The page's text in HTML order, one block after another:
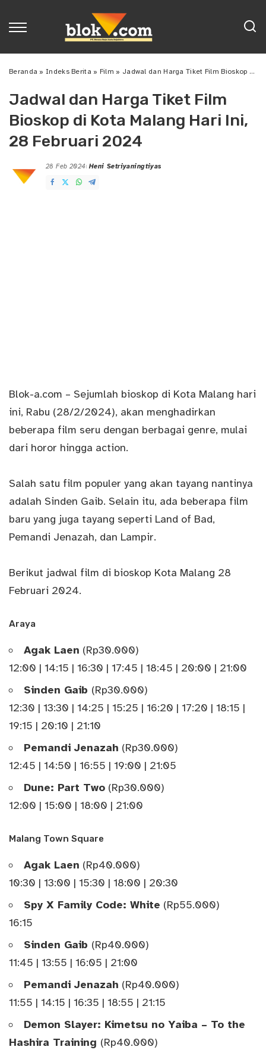
Beranda »Indeks Berita » Film » Jadwal dan Harga Tiket Film Bioskop di Kota Malang Hari Ini, 28 Februari 2024
Jadwal dan Harga Tiket Film
Bioskop di Kota Malang Hari Ini,
28 Februari 2024
28 Feb 2024
Posted
by
Heni Setriyaningtiyas
Blok-a.com – Sejumlah bioskop di Kota Malang hari
ini, Rabu (28/2/2024), akan menghadirkan
beberapa film seru dengan berbagai genre, mulai
dari horor hingga action.
Salah satu film populer yang akan tayang nantinya
adalah Sinden Gaib. Selain itu, ada beberapa film
baru yang juga tayang seperti Land of Bad,
Pemandi Jenazah, dan Lampir.
Berikut jadwal film di bioskop Kota Malang 28
Februari 2024.
Araya
Agak Laen (Rp30.000)
12:00 | 14:15 | 16:30 | 17:45 | 18:45 | 20:00 | 21:00
Sinden Gaib (Rp30.000)
12:30 | 13:30 | 14:25 | 15:25 | 16:20 | 17:20 | 18:15 |
19:15 | 20:10 | 21:10
Pemandi Jenazah (Rp30.000)
12:45 | 14:50 | 16:55 | 19:00 | 21:05
Dune: Part Two (Rp30.000)
12:00 | 15:00 | 18:00 | 21:00
Malang Town Square
Agak Laen (Rp40.000)
10:30 | 13:00 | 15:30 | 18:00 | 20:30
Spy X Family Code: White (Rp55.000)
16:15
Sinden Gaib (Rp40.000)
11:45 | 13:55 | 16:05 | 21:00
Pemandi Jenazah (Rp40.000)
11:55 | 14:15 | 16:35 | 18:55 | 21:15
Demon Slayer: Kimetsu no Yaiba – To the
Hashira Training (Rp40.000)